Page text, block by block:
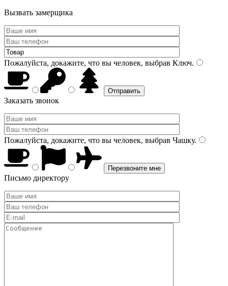
Вызвать замерщика
Пожалуйста, докажите, что вы человек, выбрав Ключ.
Заказать звонок
Пожалуйста, докажите, что вы человек, выбрав Чашку.
Письмо директору